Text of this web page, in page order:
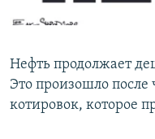
ПОБЕДИТЕЛЕЙ НЕ СУДЯТ?
ELIFBE
УКРАИНСКАЯ ПРОБЛЕМА
Нефть продолжает
Это произошло после
котировок, которое